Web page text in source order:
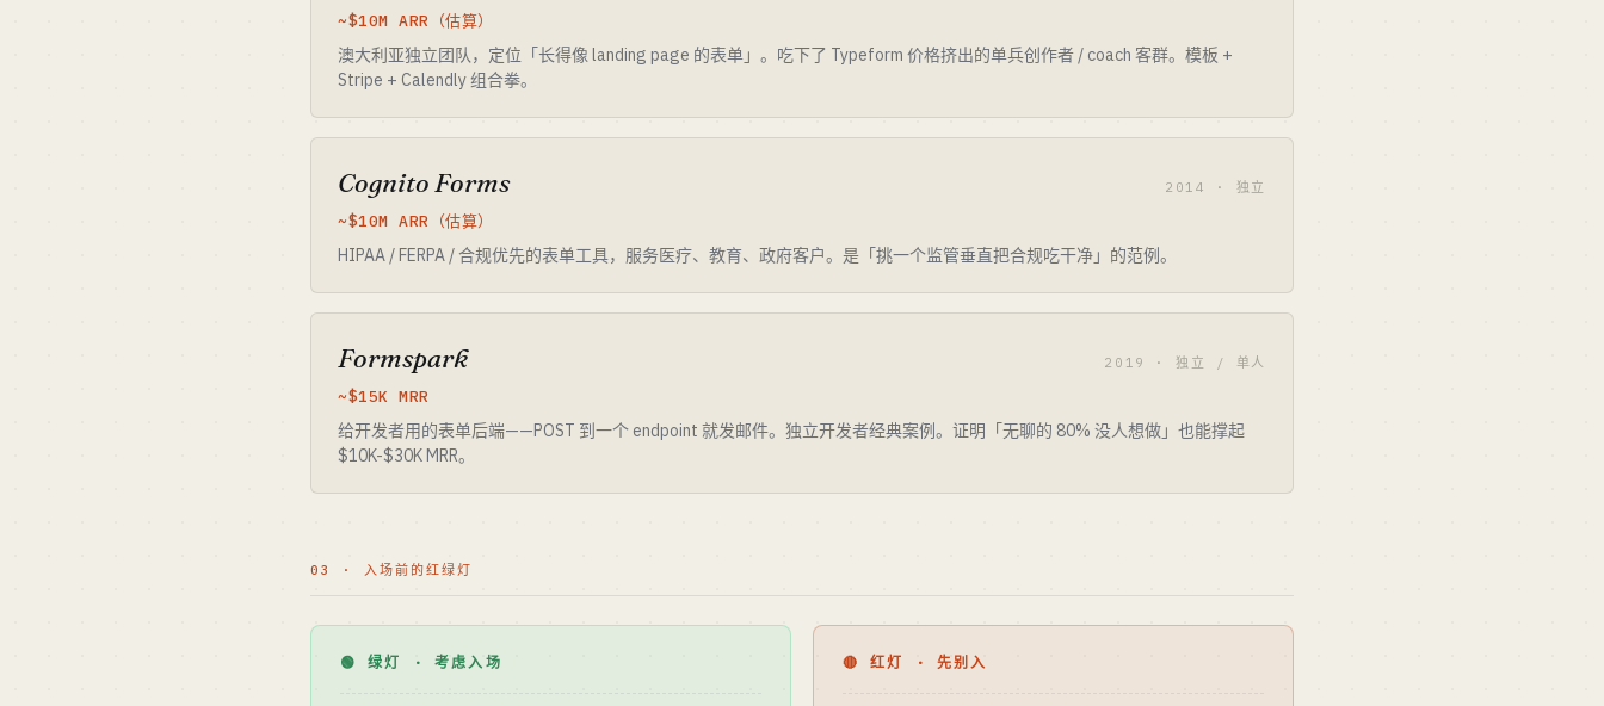
~$10M ARR（估算）
澳大利亚独立团队，定位「长得像 landing page 的表单」。吃下了 Typeform 价格挤出的单兵创作者 / coach 客群。模板 +
Stripe + Calendly 组合拳。
Cognito Forms 2014 · 独立
~$10M ARR（估算）
HIPAA / FERPA / 合规优先的表单工具，服务医疗、教育、政府客户。是「挑一个监管垂直把合规吃干净」的范例。
Formspark 2019 · 独立 / 单人
~$15K MRR
给开发者用的表单后端——POST 到一个 endpoint 就发邮件。独立开发者经典案例。证明「无聊的 80% 没人想做」也能撑起
$10K-$30K MRR。
03 · 入场前的红绿灯
🟢 绿灯 · 考虑入场 🔴 红灯 · 先别入